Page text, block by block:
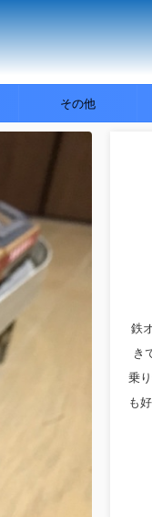
その他
鉄
き
乗
も